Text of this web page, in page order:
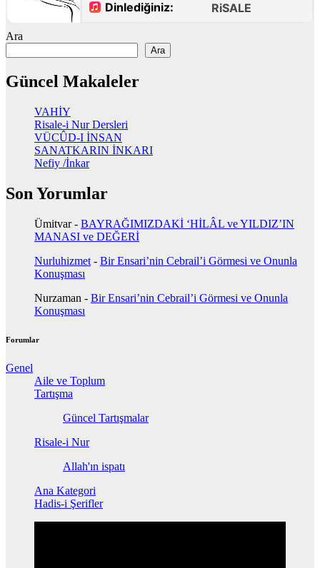
Ara
Ara
Güncel Makaleler
VAHİY
Risale-i Nur Dersleri
VÜCÛD-I İNSAN
SANATKARIN İNKARI
Nefiy /İnkar
Son Yorumlar
Ümitvar- BAYRAĞIMIZDAKİ ‘HİLÂL ve YILDIZ’IN
MANASI ve DEĞERİ
Nurluhizmet - Bir Ensari’nin Cebrail’i Görmesi ve Onunla
Konuşması
Nurzaman - Bir Ensari’nin Cebrail’i Görmesi ve Onunla
Konuşması
Forumlar
Genel
Aile ve Toplum
Tartışma
Güncel Tartışmalar
Risale-i Nur
Allah'ın ispatı
Ana Kategori
Hadis-i Şerifler